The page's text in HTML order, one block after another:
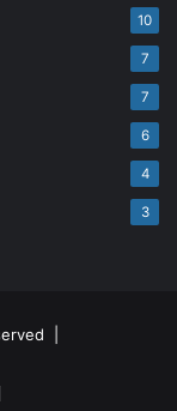
10
7
7
6
4
3
|